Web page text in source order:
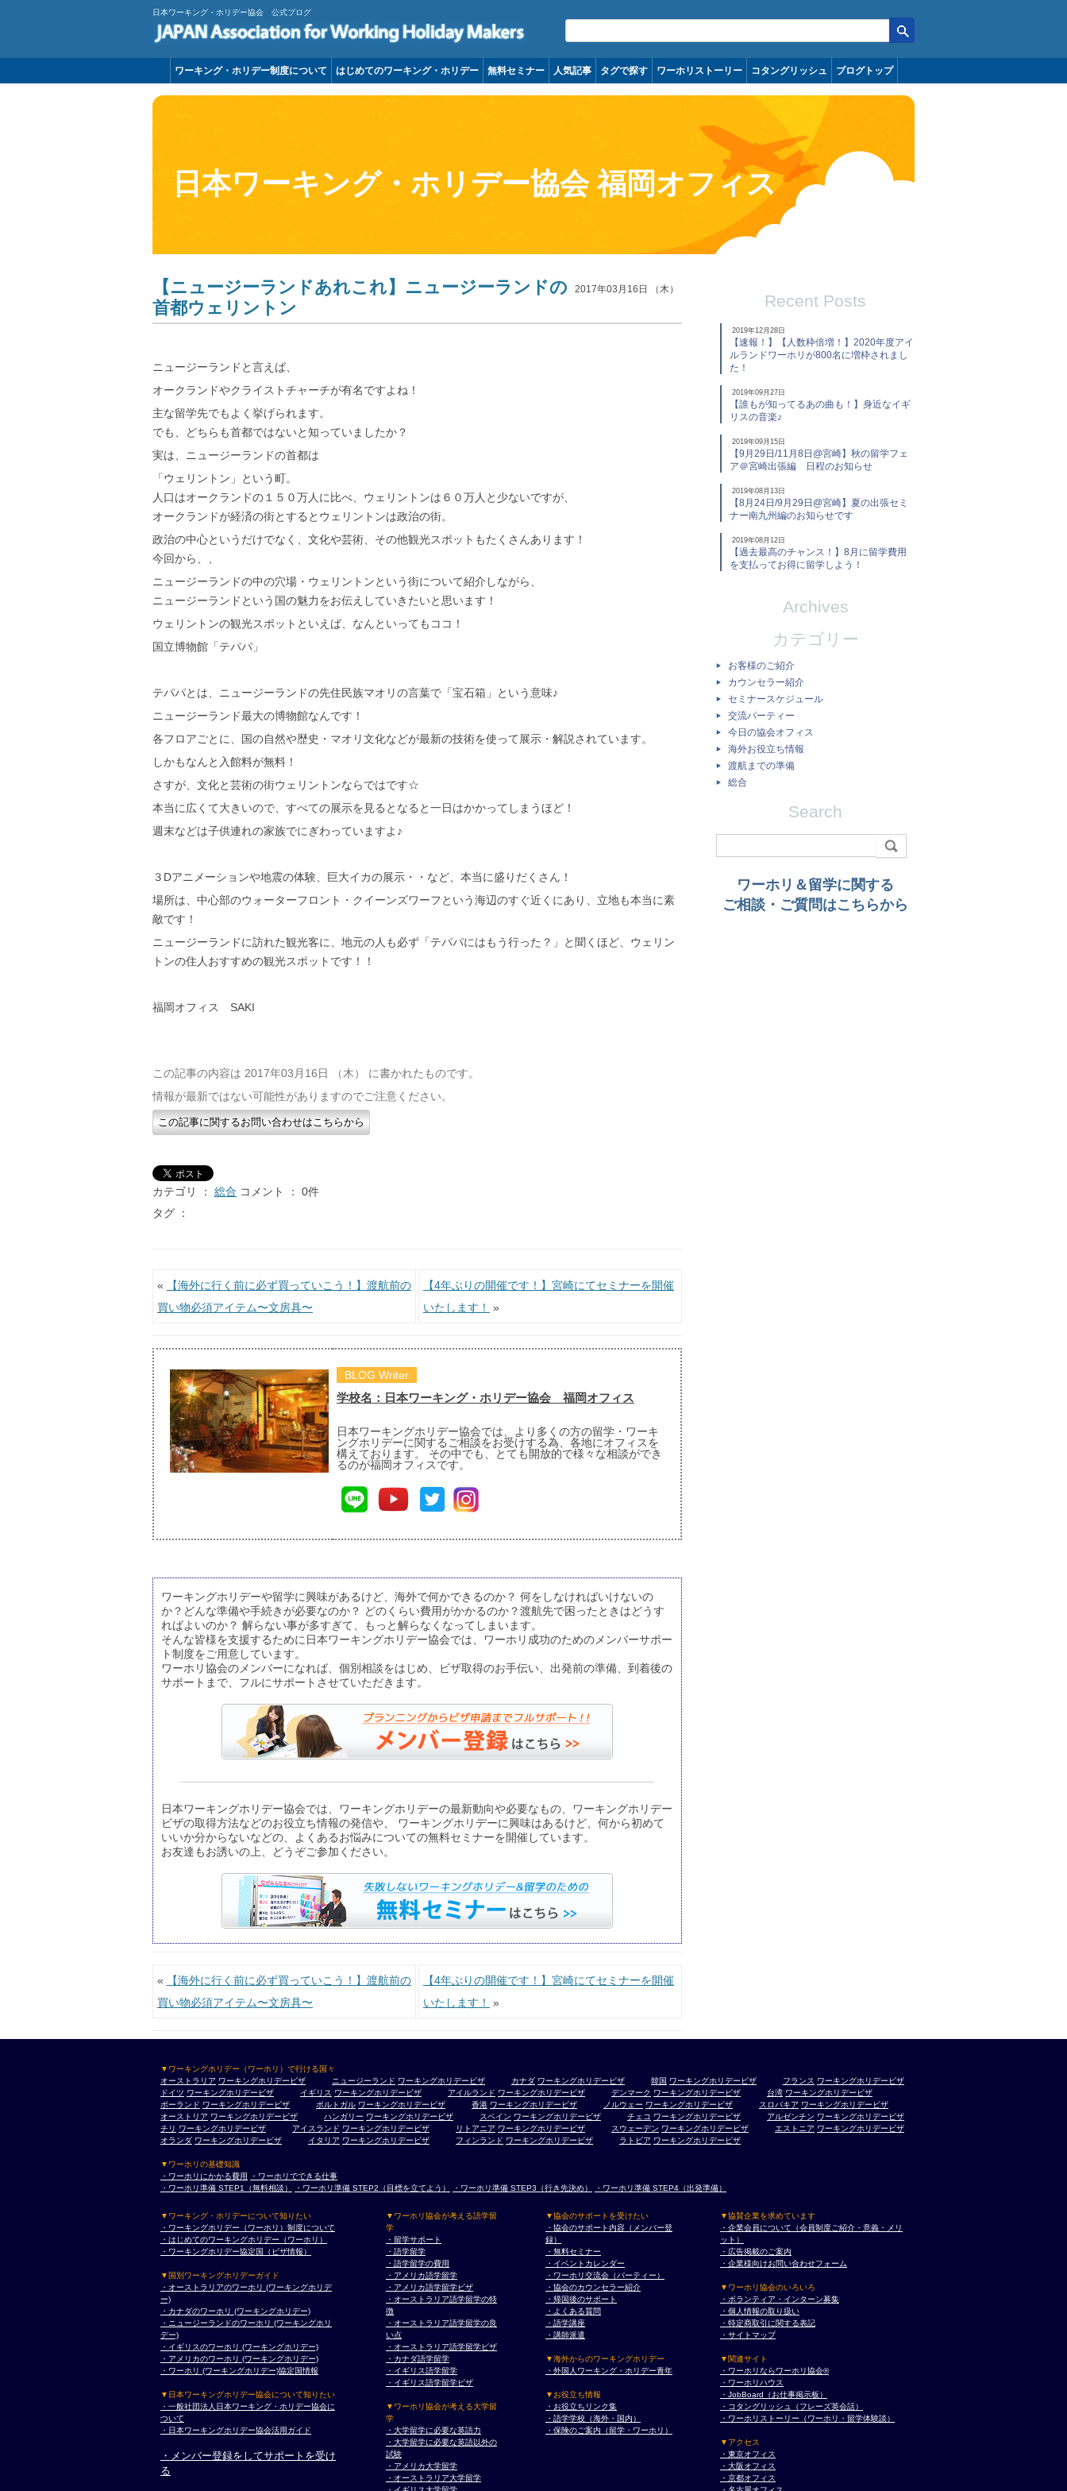
日本ワーキング・ホリデー協会 公式ブログ
コンテンツへ移動
ワーキング・ホリデー制度について はじめてのワーキング・ホリデー 無料セミナー 人気記事 タグで探す ワーホリストーリー コタングリッシュ ブログトップ
日本ワーキング・ホリデー協会 福岡オフィス
【ニュージーランドあれこれ】ニュージーランドの
首都ウェリントン
2017年03月16日 （木）
ニュージーランドと言えば、
オークランドやクライストチャーチが有名ですよね！
主な留学先でもよく挙げられます。
でも、どちらも首都ではないと知っていましたか？
実は、ニュージーランドの首都は
「ウェリントン」という町。
人口はオークランドの１５０万人に比べ、ウェリントンは６０万人と少ないですが、
オークランドが経済の街とするとウェリントンは政治の街。
政治の中心というだけでなく、文化や芸術、その他観光スポットもたくさんあります！
今回から、、
ニュージーランドの中の穴場・ウェリントンという街について紹介しながら、
ニュージーランドという国の魅力をお伝えしていきたいと思います！
ウェリントンの観光スポットといえば、なんといってもココ！
国立博物館「テパパ」
テパパとは、ニュージーランドの先住民族マオリの言葉で「宝石箱」という意味♪
ニュージーランド最大の博物館なんです！
各フロアごとに、国の自然や歴史・マオリ文化などが最新の技術を使って展示・解説されています。
しかもなんと入館料が無料！
さすが、文化と芸術の街ウェリントンならではです☆
本当に広くて大きいので、すべての展示を見るとなると一日はかかってしまうほど！
週末などは子供連れの家族でにぎわっていますよ♪
３Dアニメーションや地震の体験、巨大イカの展示・・など、本当に盛りだくさん！
場所は、中心部のウォーターフロント・クイーンズワーフという海辺のすぐ近くにあり、立地も本当に素
敵です！
ニュージーランドに訪れた観光客に、地元の人も必ず「テパパにはもう行った？」と聞くほど、ウェリン
トンの住人おすすめの観光スポットです！！
福岡オフィス SAKI
この記事の内容は 2017年03月16日 （木） に書かれたものです。
情報が最新ではない可能性がありますのでご注意ください。
この記事に関するお問い合わせはこちらから
カテゴリ ： 総合 コメント ： 0件
タグ ：
投稿ナビゲーション
«
【海外に行く前に必ず買っていこう！】渡航前の
買い物必須アイテム〜文房具〜
【4年ぶりの開催です！】宮崎にてセミナーを開催
いたします！
»
BLOG Writer
学校名：日本ワーキング・ホリデー協会 福岡オフィス
日本ワーキングホリデー協会では、より多くの方の留学・ワーキ
ングホリデーに関するご相談をお受けする為、各地にオフィスを
構えております。 その中でも、とても開放的で様々な相談ができ
るのが福岡オフィスです。
ワーキングホリデーや留学に興味があるけど、海外で何かできるのか？ 何をしなければいけないの
か？どんな準備や手続きが必要なのか？ どのくらい費用がかかるのか？渡航先で困ったときはどうす
ればよいのか？ 解らない事が多すぎて、もっと解らなくなってしまいます。
そんな皆様を支援するために日本ワーキングホリデー協会では、ワーホリ成功のためのメンバーサポー
ト制度をご用意しています。
ワーホリ協会のメンバーになれば、個別相談をはじめ、ビザ取得のお手伝い、出発前の準備、到着後の
サポートまで、フルにサポートさせていただきます。
日本ワーキングホリデー協会では、ワーキングホリデーの最新動向や必要なもの、ワーキングホリデー
ビザの取得方法などのお役立ち情報の発信や、 ワーキングホリデーに興味はあるけど、何から初めて
いいか分からないなどの、よくあるお悩みについての無料セミナーを開催しています。
お友達もお誘いの上、どうぞご参加ください。
投稿ナビゲーション
«
【海外に行く前に必ず買っていこう！】渡航前の
買い物必須アイテム〜文房具〜
【4年ぶりの開催です！】宮崎にてセミナーを開催
いたします！
»
Recent Posts
2019年12月28日
【速報！】【人数枠倍増！】2020年度アイ
ルランドワーホリが800名に増枠されまし
た！
2019年09月27日
【誰もが知ってるあの曲も！】身近なイギ
リスの音楽♪
2019年09月15日
【9月29日/11月8日@宮崎】秋の留学フェ
ア＠宮崎出張編 日程のお知らせ
2019年08月13日
【8月24日/9月29日@宮崎】夏の出張セミ
ナー南九州編のお知らせです
2019年08月12日
【過去最高のチャンス！】8月に留学費用
を支払ってお得に留学しよう！
Archives
カテゴリー
お客様のご紹介
カウンセラー紹介
セミナースケジュール
交流パーティー
今日の協会オフィス
海外お役立ち情報
渡航までの準備
総合
Search
ワーホリ＆留学に関する
ご相談・ご質問はこちらから
▼ワーキングホリデー（ワーホリ）で行ける国々
オーストラリア ワーキングホリデービザ ニュージーランド ワーキングホリデービザ カナダ ワーキングホリデービザ 韓国 ワーキングホリデービザ フランス ワーキングホリデービザ
ドイツ ワーキングホリデービザ イギリス ワーキングホリデービザ アイルランド ワーキングホリデービザ デンマーク ワーキングホリデービザ 台湾 ワーキングホリデービザ
ポーランド ワーキングホリデービザ ポルトガル ワーキングホリデービザ 香港 ワーキングホリデービザ ノルウェー ワーキングホリデービザ スロバキア ワーキングホリデービザ
オーストリア ワーキングホリデービザ ハンガリー ワーキングホリデービザ スペイン ワーキングホリデービザ チェコ ワーキングホリデービザ アルゼンチン ワーキングホリデービザ
チリ ワーキングホリデービザ アイスランド ワーキングホリデービザ リトアニア ワーキングホリデービザ スウェーデン ワーキングホリデービザ エストニア ワーキングホリデービザ
オランダ ワーキングホリデービザ イタリア ワーキングホリデービザ フィンランド ワーキングホリデービザ ラトビア ワーキングホリデービザ
▼ワーホリの基礎知識
・ワーホリにかかる費用
・ワーホリでできる仕事
・ワーホリ準備 STEP1（無料相談）
・ワーホリ準備 STEP2（目標を立てよう） ・ワーホリ準備 STEP3（行き先決め） ・ワーホリ準備 STEP4（出発準備）
▼ワーキング・ホリデーについて知りたい
・ワーキングホリデー（ワーホリ）制度について
・はじめてのワーキングホリデー（ワーホリ）
・ワーキングホリデー協定国（ビザ情報）
▼国別ワーキングホリデーガイド
・オーストラリアのワーホリ (ワーキングホリデ
ー)
・カナダのワーホリ (ワーキングホリデー)
・ニュージーランドのワーホリ (ワーキングホリ
デー)
・イギリスのワーホリ (ワーキングホリデー)
・アメリカのワーホリ (ワーキングホリデー)
・ワーホリ (ワーキングホリデー)協定国情報
▼日本ワーキングホリデー協会について知りたい
・一般社団法人日本ワーキング・ホリデー協会に
ついて
・日本ワーキングホリデー協会活用ガイド
・メンバー登録をしてサポートを受け
る
▼ワーホリ協会が考える語学留
学
・留学サポート
・語学留学
・語学留学の費用
・アメリカ語学留学
・アメリカ語学留学ビザ
・オーストラリア語学留学の特
徴
・オーストラリア語学留学の良
い点
・オーストラリア語学留学ビザ
・カナダ語学留学
・イギリス語学留学
・イギリス語学留学ビザ
▼ワーホリ協会が考える大学留
学
・大学留学に必要な英語力
・大学留学に必要な英語以外の
試験
・アメリカ大学留学
・オーストラリア大学留学
▼協会のサポートを受けたい
・協会のサポート内容（メンバー登
録）
・無料セミナー
・イベントカレンダー
・ワーホリ交流会（パーティー）
・協会のカウンセラー紹介
・帰国後のサポート
・よくある質問
・語学講座
・講師派遣
▼海外からのワーキングホリデー
・外国人ワーキング・ホリデー青年
▼お役立ち情報
・お役立ちリンク集
・語学学校（海外・国内）
・保険のご案内（留学・ワーホリ）
▼協賛企業を求めています
・企業会員について（会員制度ご紹介・意義・メリ
ット）
・広告掲載のご案内
・企業様向けお問い合わせフォーム
▼ワーホリ協会のいろいろ
・ボランティア・インターン募集
・個人情報の取り扱い
・特定商取引に関する表記
・サイトマップ
▼関連サイト
・ワーホリならワーホリ協会®︎
・ワーホリハウス
・JobBoard（お仕事掲示板）
・コタングリッシュ（フレーズ英会話）
・ワーホリストーリー（ワーホリ・留学体験談）
▼アクセス
・東京オフィス
・大阪オフィス
・京都オフィス